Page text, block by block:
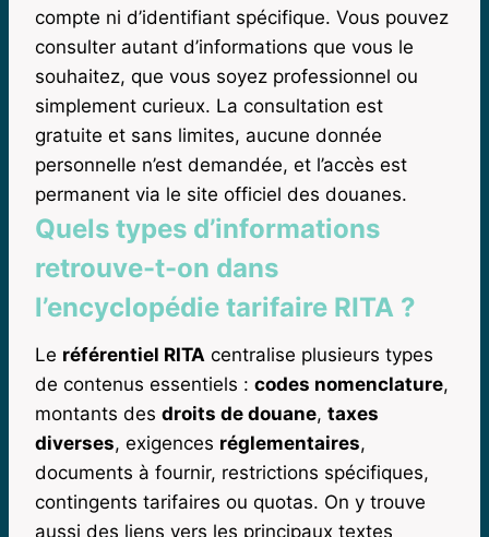
compte ni d’identifiant spécifique. Vous pouvez
consulter autant d’informations que vous le
souhaitez, que vous soyez professionnel ou
simplement curieux. La consultation est
gratuite et sans limites, aucune donnée
personnelle n’est demandée, et l’accès est
permanent via le site officiel des douanes.
Quels types d’informations
retrouve-t-on dans
l’encyclopédie tarifaire RITA ?
Le référentiel RITA centralise plusieurs types
de contenus essentiels : codes nomenclature,
montants des droits de douane, taxes
diverses, exigences réglementaires,
documents à fournir, restrictions spécifiques,
contingents tarifaires ou quotas. On y trouve
aussi des liens vers les principaux textes